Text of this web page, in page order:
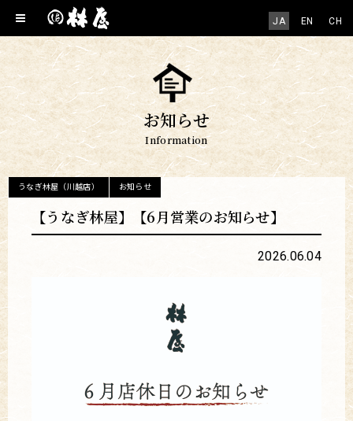
JA EN CH
お知らせ
Information
【うなぎ林屋】【6月営業のお知らせ】
2026.06.04
うなぎ林屋（川越店） お知らせ